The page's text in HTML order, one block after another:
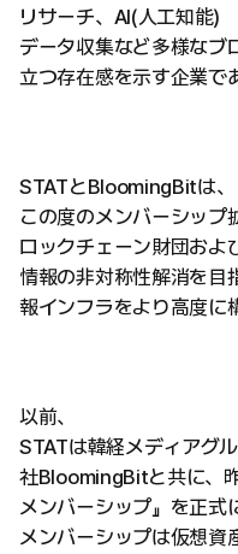
リサーチ、AI(人工知能)
データ収集など多様なブ
立つ存在感を示す企業で
STATとBloomingBitは、
この度のメンバーシップ
ロックチェーン財団およ
情報の非対称性解消を目
報インフラをより高度に
以前、
STATは韓経メディアグ
社BloomingBitと共に、
メンバーシップ』を正式
メンバーシップは仮想資